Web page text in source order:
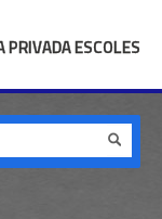
PRIVADA ESCOLES